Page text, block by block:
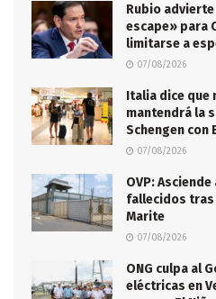
Rubio
escape» para
limitarse a
07/08/2026
Italia dice que
mantendrá la
Schengen con
07/08/2026
OVP:
fallecidos tras
Marite
07/08/2026
ONG culpa al
eléctricas en